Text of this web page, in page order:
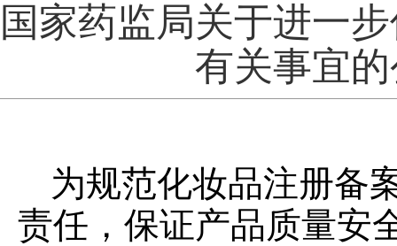
Alt
加
打
国家药监局关于进一
有关事宜
为规范化妆品注册备
责任，保证产品质量安